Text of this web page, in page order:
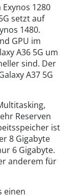
1280
setzt auf
1480.
GPU im
A36 5G um
sind. Der
A37 5G
Reserven
ist
8 Gigabyte
6 Gigabyte.
anderem für
einen